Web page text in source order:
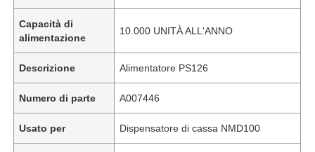
Capacità di
alimentazione
10.000 UNITÀ ALL'ANNO
Descrizione Alimentatore PS126
Numero di parte A007446
Usato per Dispensatore di cassa NMD100